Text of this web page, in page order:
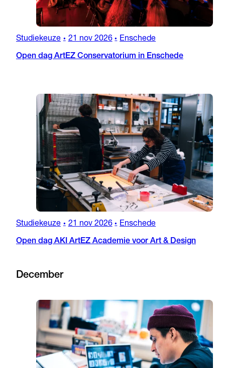
Studiekeuze • 21 nov 2026 • Enschede
Open dag ArtEZ Conservatorium in Enschede
Studiekeuze • 21 nov 2026 • Enschede
Open dag AKI ArtEZ Academie voor Art & Design
December